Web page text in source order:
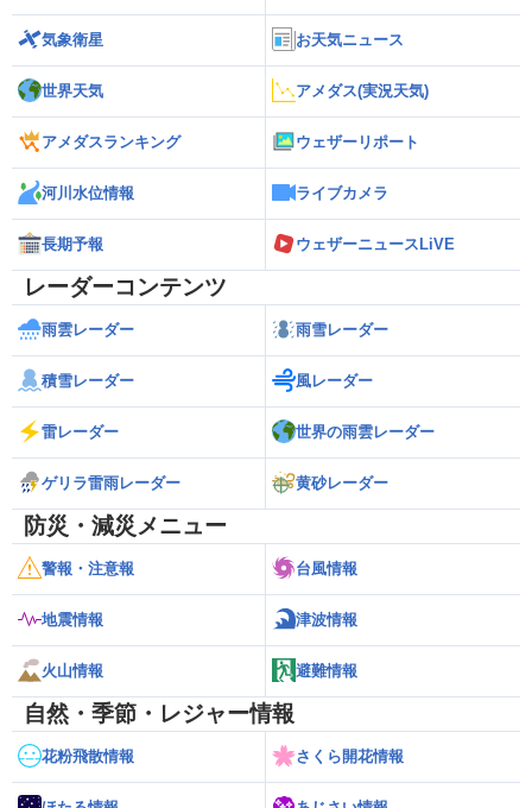
気象衛星 お天気ニュース
世界天気 アメダス(実況天気)
アメダスランキング ウェザーリポート
河川水位情報 ライブカメラ
長期予報 ウェザーニュースLiVE
レーダーコンテンツ
雨雲レーダー 雨雪レーダー
積雪レーダー 風レーダー
雷レーダー 世界の雨雲レーダー
ゲリラ雷雨レーダー 黄砂レーダー
防災・減災メニュー
警報・注意報 台風情報
地震情報 津波情報
火山情報 避難情報
自然・季節・レジャー情報
花粉飛散情報 さくら開花情報